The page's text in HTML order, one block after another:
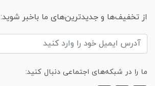
از تخفیف‌ها و جدیدترین‌های ما باخبر شوید:
ما را در شبکه‌های اجتماعی دنبال کنید: